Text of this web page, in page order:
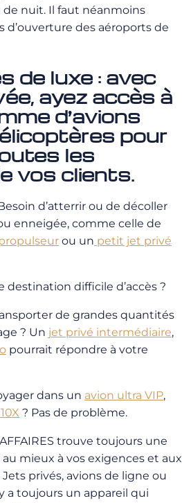
nuit. Il faut néanmoins
d’ouverture des aéroports de
de luxe : avec
ayez accès à
d’avions
pour
les
vos clients.
d’atterrir ou de décoller
enneigée, comme celle de
ou un petit jet privé
destination difficile d’accès ?
de grandes quantités
? Un jet privé intermédiaire,
pourrait répondre à votre
dans un avion ultra VIP,
? Pas de problème.
trouve toujours une
mieux à vos exigences et aux
privés, avions de ligne ou
a toujours un appareil qui